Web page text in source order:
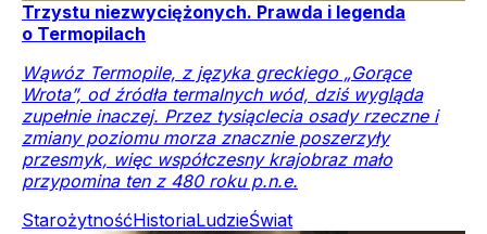
Trzystu niezwyciężonych. Prawda i legenda
o Termopilach
Wąwóz Termopile, z języka greckiego „Gorące
Wrota”, od źródła termalnych wód, dziś wygląda
zupełnie inaczej. Przez tysiąclecia osady rzeczne i
zmiany poziomu morza znacznie poszerzyły
przesmyk, więc współczesny krajobraz mało
przypomina ten z 480 roku p.n.e.
StarożytnośćHistoriaLudzieŚwiat